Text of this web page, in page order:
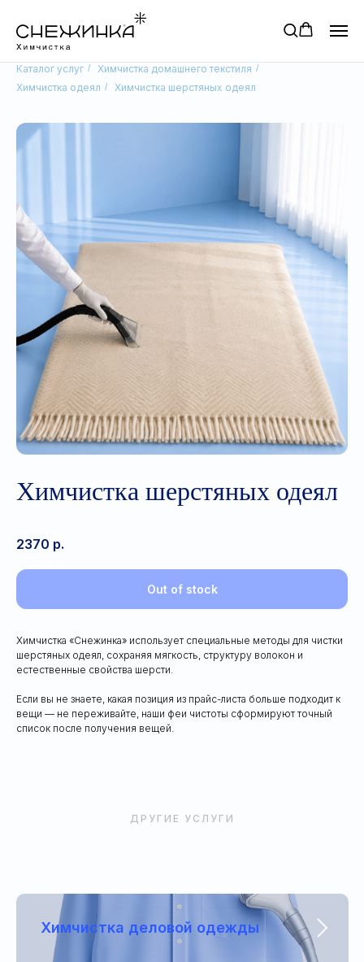
Каталог услуг / Химчистка домашнего текстиля /
Химчистка одеял / Химчистка шерстяных одеял
Химчистка шерстяных одеял
2370 р.
Out of stock
Химчистка «Снежинка» использует специальные методы для чистки
шерстяных одеял, сохраняя мягкость, структуру волокон и
естественные свойства шерсти.
Если вы не знаете, какая позиция из прайс-листа больше подходит к
вещи — не переживайте, наши феи чистоты сформируют точный
список после получения вещей.
ДРУГИЕ УСЛУГИ
Химчистка деловой одежды